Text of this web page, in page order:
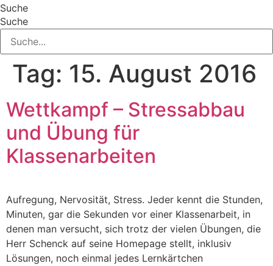
Suche
Suche
Tag: 15. August 2016
Wettkampf – Stressabbau
und Übung für
Klassenarbeiten
Aufregung, Nervosität, Stress. Jeder kennt die Stunden,
Minuten, gar die Sekunden vor einer Klassenarbeit, in
denen man versucht, sich trotz der vielen Übungen, die
Herr Schenck auf seine Homepage stellt, inklusiv
Lösungen, noch einmal jedes Lernkärtchen